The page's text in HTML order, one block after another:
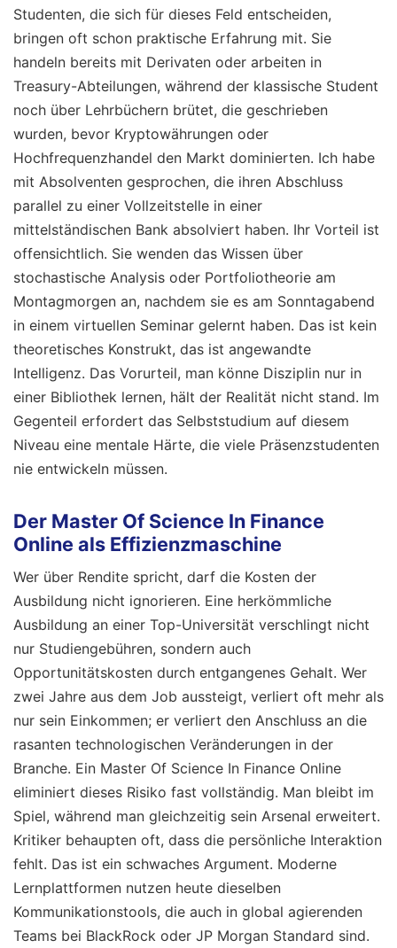
Studenten, die sich für dieses Feld entscheiden,
bringen oft schon praktische Erfahrung mit. Sie
handeln bereits mit Derivaten oder arbeiten in
Treasury-Abteilungen, während der klassische Student
noch über Lehrbüchern brütet, die geschrieben
wurden, bevor Kryptowährungen oder
Hochfrequenzhandel den Markt dominierten. Ich habe
mit Absolventen gesprochen, die ihren Abschluss
parallel zu einer Vollzeitstelle in einer
mittelständischen Bank absolviert haben. Ihr Vorteil ist
offensichtlich. Sie wenden das Wissen über
stochastische Analysis oder Portfoliotheorie am
Montagmorgen an, nachdem sie es am Sonntagabend
in einem virtuellen Seminar gelernt haben. Das ist kein
theoretisches Konstrukt, das ist angewandte
Intelligenz. Das Vorurteil, man könne Disziplin nur in
einer Bibliothek lernen, hält der Realität nicht stand. Im
Gegenteil erfordert das Selbststudium auf diesem
Niveau eine mentale Härte, die viele Präsenzstudenten
nie entwickeln müssen.
Der Master Of Science In Finance
Online als Effizienzmaschine
Wer über Rendite spricht, darf die Kosten der
Ausbildung nicht ignorieren. Eine herkömmliche
Ausbildung an einer Top-Universität verschlingt nicht
nur Studiengebühren, sondern auch
Opportunitätskosten durch entgangenes Gehalt. Wer
zwei Jahre aus dem Job aussteigt, verliert oft mehr als
nur sein Einkommen; er verliert den Anschluss an die
rasanten technologischen Veränderungen in der
Branche. Ein Master Of Science In Finance Online
eliminiert dieses Risiko fast vollständig. Man bleibt im
Spiel, während man gleichzeitig sein Arsenal erweitert.
Kritiker behaupten oft, dass die persönliche Interaktion
fehlt. Das ist ein schwaches Argument. Moderne
Lernplattformen nutzen heute dieselben
Kommunikationstools, die auch in global agierenden
Teams bei BlackRock oder JP Morgan Standard sind.